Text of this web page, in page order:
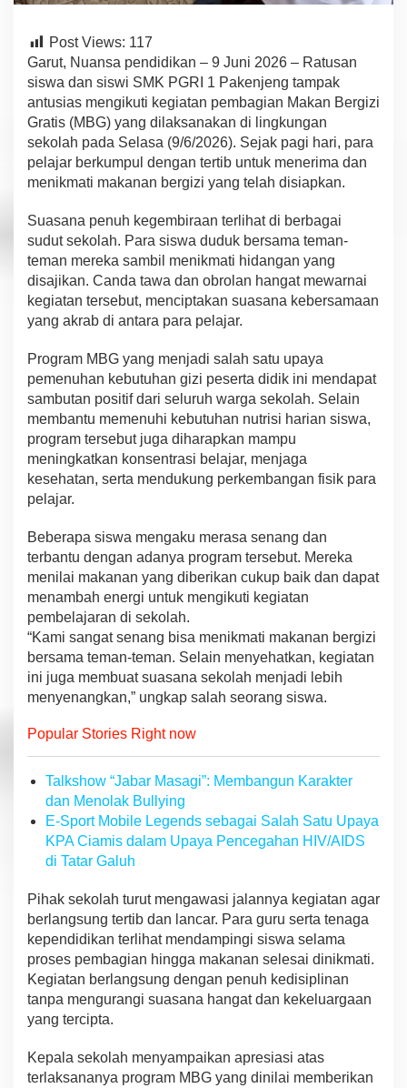
B
e
n
g
a
n
P
e
u
K
e
g
m
b
a
n
Post Views: 117
Garut, Nuansa pendidikan – 9 Juni 2026 – Ratusan
siswa dan siswi SMK PGRI 1 Pakenjeng tampak
antusias mengikuti kegiatan pembagian Makan Bergizi
Gratis (MBG) yang dilaksanakan di lingkungan
sekolah pada Selasa (9/6/2026). Sejak pagi hari, para
pelajar berkumpul dengan tertib untuk menerima dan
menikmati makanan bergizi yang telah disiapkan.
Suasana penuh kegembiraan terlihat di berbagai
sudut sekolah. Para siswa duduk bersama teman-
teman mereka sambil menikmati hidangan yang
disajikan. Canda tawa dan obrolan hangat mewarnai
kegiatan tersebut, menciptakan suasana kebersamaan
yang akrab di antara para pelajar.
Program MBG yang menjadi salah satu upaya
pemenuhan kebutuhan gizi peserta didik ini mendapat
sambutan positif dari seluruh warga sekolah. Selain
membantu memenuhi kebutuhan nutrisi harian siswa,
program tersebut juga diharapkan mampu
meningkatkan konsentrasi belajar, menjaga
kesehatan, serta mendukung perkembangan fisik para
pelajar.
Beberapa siswa mengaku merasa senang dan
terbantu dengan adanya program tersebut. Mereka
menilai makanan yang diberikan cukup baik dan dapat
menambah energi untuk mengikuti kegiatan
pembelajaran di sekolah.
“Kami sangat senang bisa menikmati makanan bergizi
bersama teman-teman. Selain menyehatkan, kegiatan
ini juga membuat suasana sekolah menjadi lebih
menyenangkan,” ungkap salah seorang siswa.
Popular Stories Right now
Talkshow “Jabar Masagi”: Membangun Karakter
dan Menolak Bullying
E-Sport Mobile Legends sebagai Salah Satu Upaya
KPA Ciamis dalam Upaya Pencegahan HIV/AIDS
di Tatar Galuh
Pihak sekolah turut mengawasi jalannya kegiatan agar
berlangsung tertib dan lancar. Para guru serta tenaga
kependidikan terlihat mendampingi siswa selama
proses pembagian hingga makanan selesai dinikmati.
Kegiatan berlangsung dengan penuh kedisiplinan
tanpa mengurangi suasana hangat dan kekeluargaan
yang tercipta.
Kepala sekolah menyampaikan apresiasi atas
terlaksananya program MBG yang dinilai memberikan